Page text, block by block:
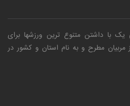
یک با داشتن متنوع ترین ورزشها برای
مربیان مطرح و به نام استان و کشور در